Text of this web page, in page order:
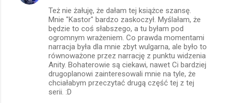
o
Też nie żałuję, że dałam tej książce szansę.
Mnie "Kastor" bardzo zaskoczył. Myślałam, że
będzie to coś słabszego, a tu byłam pod
ogromnym wrażeniem. Co prawda momentami
narracja była dla mnie zbyt wulgarna, ale było to
równoważone przez narrację z punktu widzenia
Anity. Bohaterowie są ciekawi, nawet Ci bardziej
drugoplanowi zainteresowali mnie na tyle, że
chciałabym przeczytać drugą część tej z tej
serii. :D